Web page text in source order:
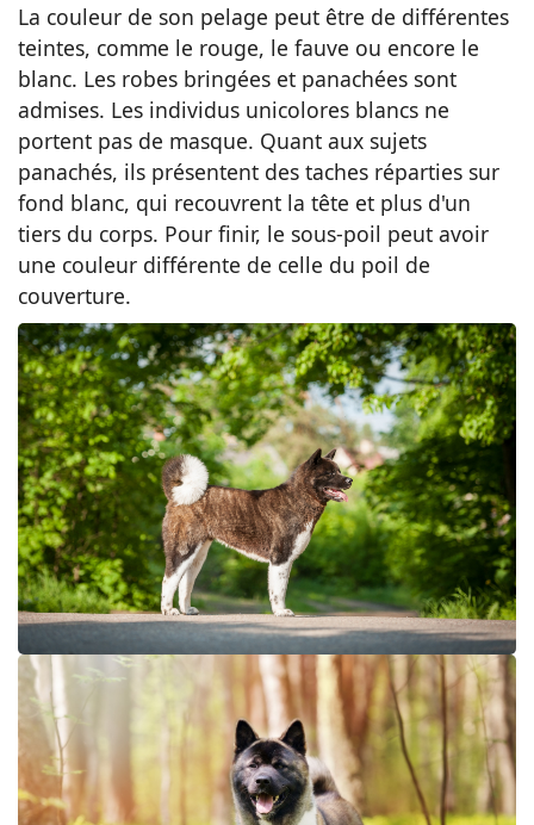
La couleur de son pelage peut être de différentes
teintes, comme le rouge, le fauve ou encore le
blanc. Les robes bringées et panachées sont
admises. Les individus unicolores blancs ne
portent pas de masque. Quant aux sujets
panachés, ils présentent des taches réparties sur
fond blanc, qui recouvrent la tête et plus d'un
tiers du corps. Pour finir, le sous-poil peut avoir
une couleur différente de celle du poil de
couverture.